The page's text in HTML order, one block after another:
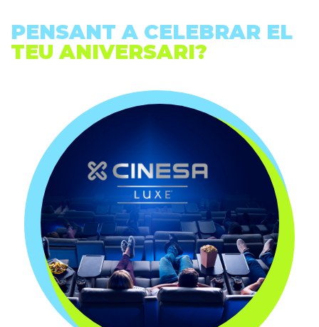
PENSANT A CELEBRAR EL
TEU ANIVERSARI?